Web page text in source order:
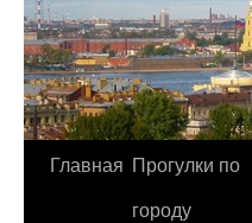
Перейти
Главная Прогулки по
городу